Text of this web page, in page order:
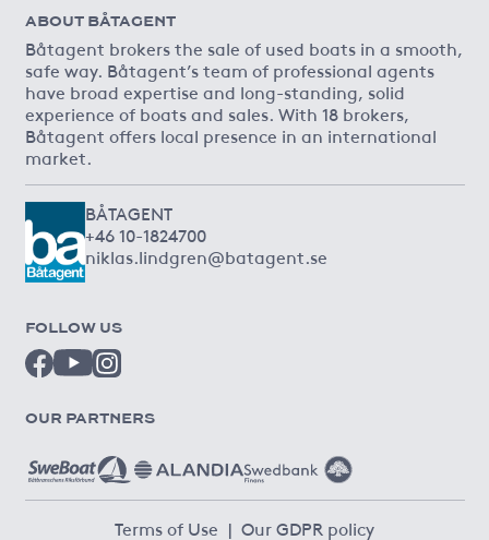
ABOUT BÅTAGENT
Båtagent brokers the sale of used boats in a smooth,
safe way. Båtagent’s team of professional agents
have broad expertise and long-standing, solid
experience of boats and sales. With 18 brokers,
Båtagent offers local presence in an international
market.
BÅTAGENT
+46 10-1824700
niklas.lindgren@batagent.se
FOLLOW US
OUR PARTNERS
Terms of Use | Our GDPR policy